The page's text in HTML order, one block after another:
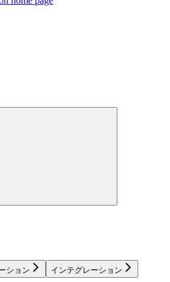
ション
インテグレーション